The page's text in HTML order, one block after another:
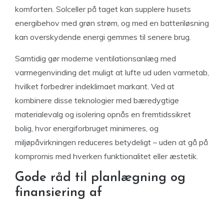
komforten. Solceller på taget kan supplere husets
energibehov med grøn strøm, og med en batteriløsning
kan overskydende energi gemmes til senere brug.
Samtidig gør moderne ventilationsanlæg med
varmegenvinding det muligt at lufte ud uden varmetab,
hvilket forbedrer indeklimaet markant. Ved at
kombinere disse teknologier med bæredygtige
materialevalg og isolering opnås en fremtidssikret
bolig, hvor energiforbruget minimeres, og
miljøpåvirkningen reduceres betydeligt – uden at gå på
kompromis med hverken funktionalitet eller æstetik.
Gode råd til planlægning og
finansiering af